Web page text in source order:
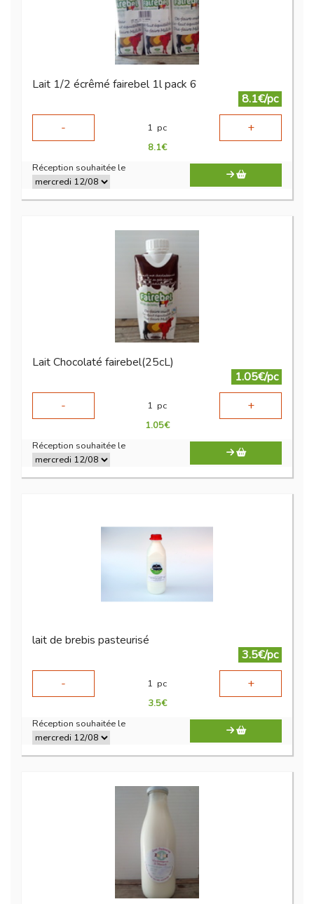
Lait 1/2 écrêmé fairebel 1l pack 6
8.1€/pc
-
1 pc +
8.1€
Réception souhaitée le
Lait Chocolaté fairebel(25cL)
1.05€/pc
-
1 pc +
1.05€
Réception souhaitée le
lait de brebis pasteurisé
3.5€/pc
-
1 pc +
3.5€
Réception souhaitée le